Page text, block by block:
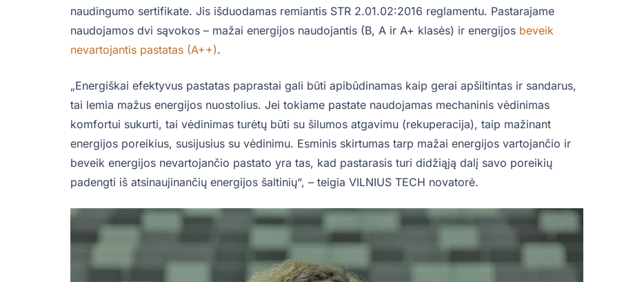
naudingumo sertifikate. Jis išduodamas remiantis STR 2.01.02:2016 reglamentu. Pastarajame
naudojamos dvi sąvokos – mažai energijos naudojantis (B, A ir A+ klasės) ir energijos beveik
nevartojantis pastatas (A++).
„Energiškai efektyvus pastatas paprastai gali būti apibūdinamas kaip gerai apšiltintas ir sandarus,
tai lemia mažus energijos nuostolius. Jei tokiame pastate naudojamas mechaninis vėdinimas
komfortui sukurti, tai vėdinimas turėtų būti su šilumos atgavimu (rekuperacija), taip mažinant
energijos poreikius, susijusius su vėdinimu. Esminis skirtumas tarp mažai energijos vartojančio ir
beveik energijos nevartojančio pastato yra tas, kad pastarasis turi didžiąją dalį savo poreikių
padengti iš atsinaujinančių energijos šaltinių“, – teigia VILNIUS TECH novatorė.